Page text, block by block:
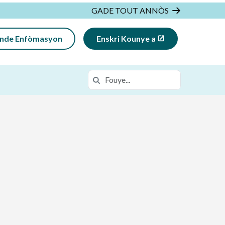
GADE TOUT ANNÒS
Enfòmasyon Enskri Kounye a
Rechèch nan https://flcca.k12.com/
Fouye